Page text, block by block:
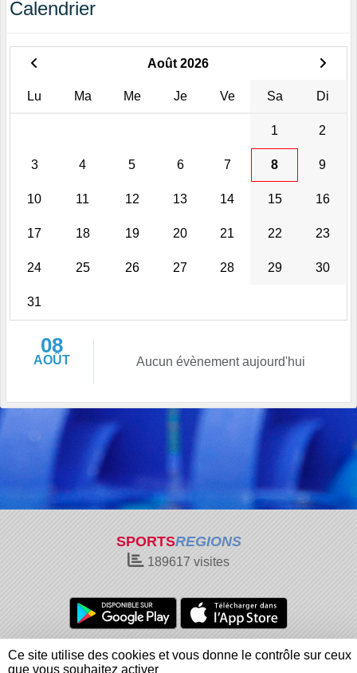
Calendrier
Août 2026
Lu Ma Me Je Ve Sa Di
1 2
3 4 5 6 7 8 9
10 11 12 13 14 15 16
17 18 19 20 21 22 23
24 25 26 27 28 29 30
31
08
AOÛT Aucun évènement aujourd'hui
SPORTSREGIONS
189617 visites
Charte cookies
Gestion des cookies
Informations légales
Signaler un contenu inapproprié
Ce site utilise des cookies et vous donne le contrôle sur ceux
que vous souhaitez activer